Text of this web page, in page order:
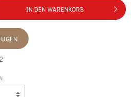
IN DEN WARENKORB